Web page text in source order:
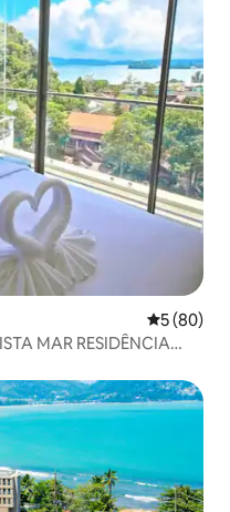
5 de uma
5 (80)
MAR RESIDÊNCIA